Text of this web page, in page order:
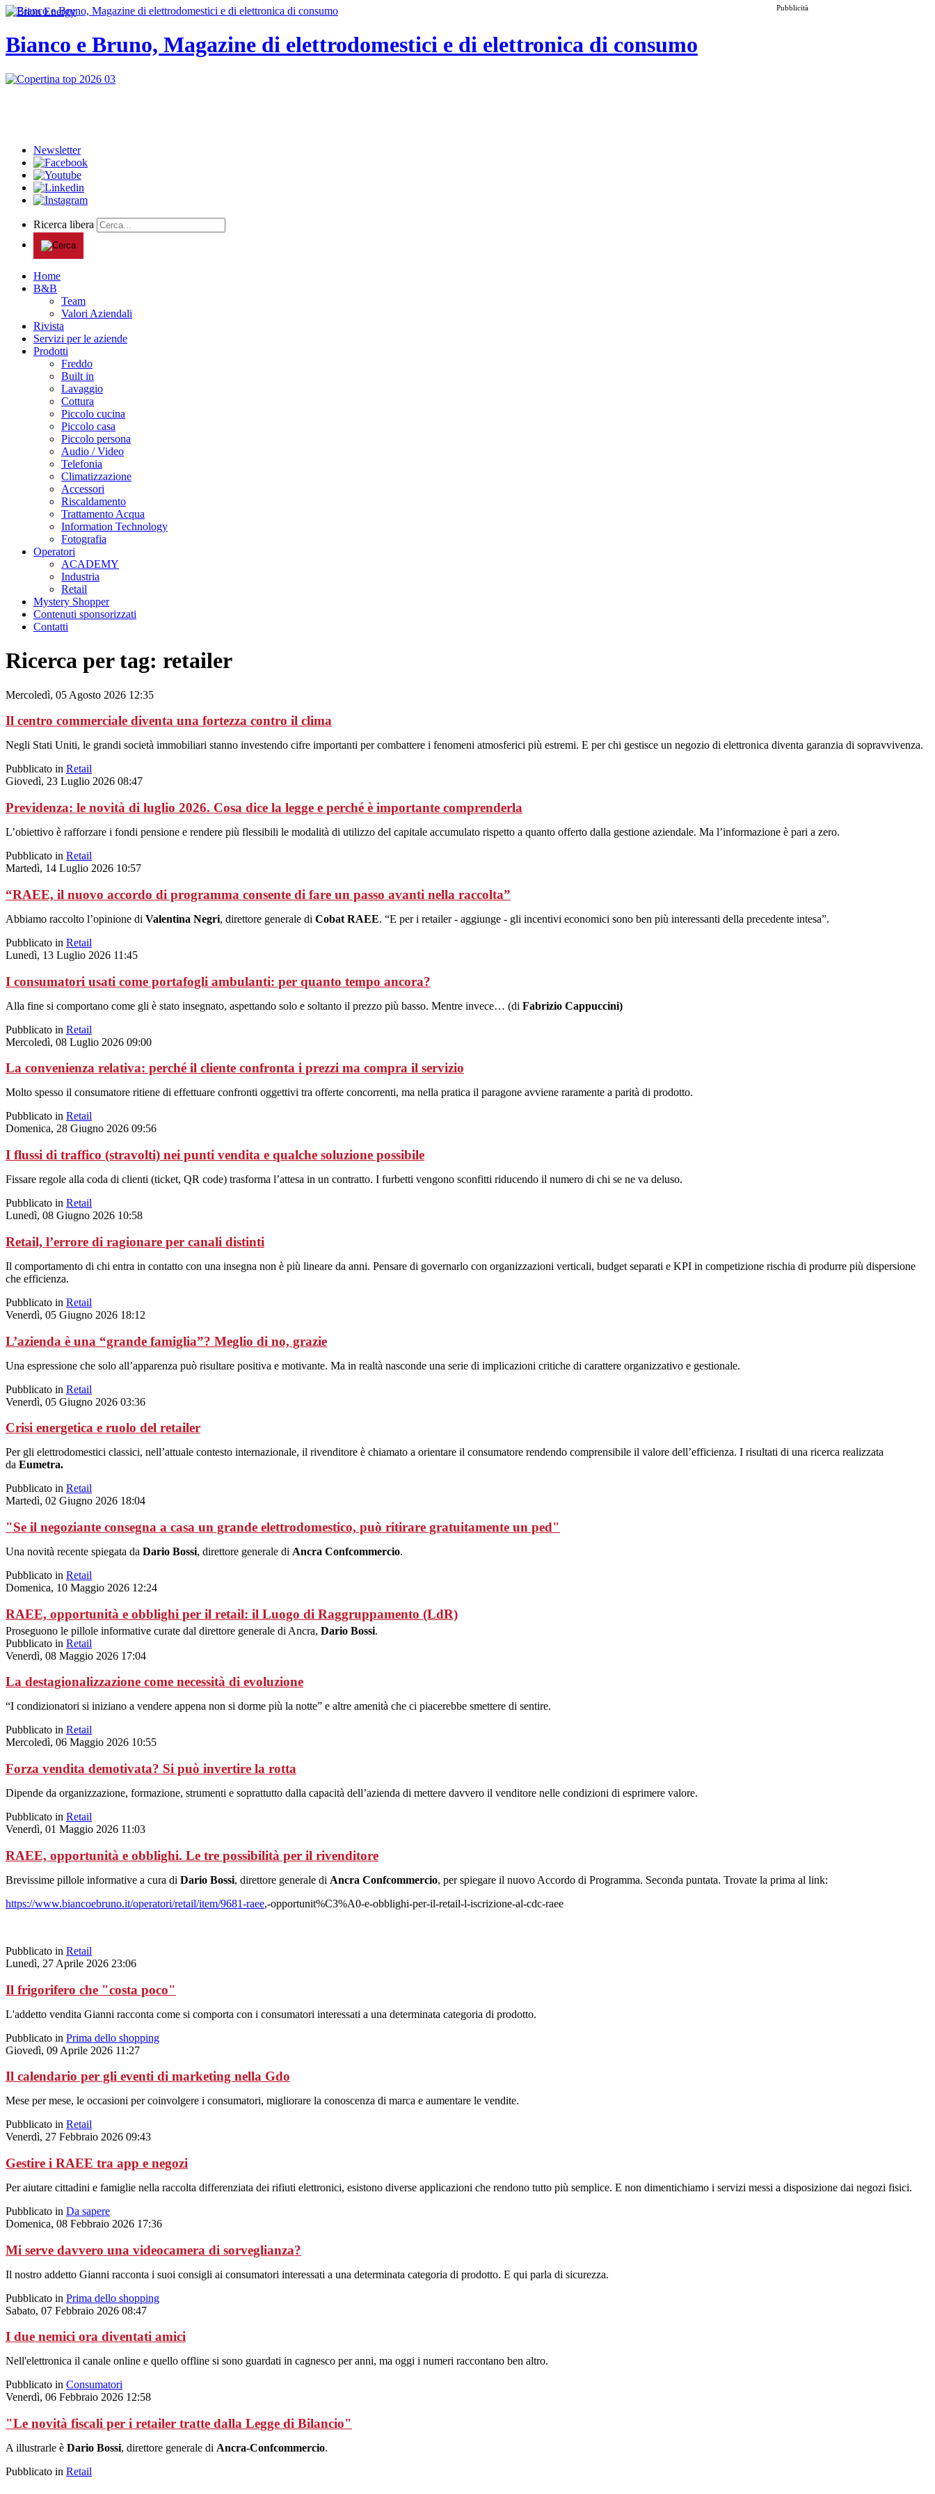
Pubblicità
Bianco e Bruno, Magazine di elettrodomestici e di elettronica di consumo
Newsletter
Ricerca libera
Home
B&B
Team
Valori Aziendali
Rivista
Servizi per le aziende
Prodotti
Freddo
Built in
Lavaggio
Cottura
Piccolo cucina
Piccolo casa
Piccolo persona
Audio / Video
Telefonia
Climatizzazione
Accessori
Riscaldamento
Trattamento Acqua
Information Technology
Fotografia
Operatori
ACADEMY
Industria
Retail
Mystery Shopper
Contenuti sponsorizzati
Contatti
Ricerca per tag: retailer
Mercoledì, 05 Agosto 2026 12:35
Il centro commerciale diventa una fortezza contro il clima
Negli Stati Uniti, le grandi società immobiliari stanno investendo cifre importanti per combattere i fenomeni atmosferici più estremi. E per chi gestisce un negozio di elettronica diventa garanzia di sopravvivenza.
Pubblicato in Retail
Giovedì, 23 Luglio 2026 08:47
Previdenza: le novità di luglio 2026. Cosa dice la legge e perché è importante comprenderla
L’obiettivo è rafforzare i fondi pensione e rendere più flessibili le modalità di utilizzo del capitale accumulato rispetto a quanto offerto dalla gestione aziendale. Ma l’informazione è pari a zero.
Pubblicato in Retail
Martedì, 14 Luglio 2026 10:57
“RAEE, il nuovo accordo di programma consente di fare un passo avanti nella raccolta”
Abbiamo raccolto l’opinione di Valentina Negri, direttore generale di Cobat RAEE. “E per i retailer - aggiunge - gli incentivi economici sono ben più interessanti della precedente intesa”.
Pubblicato in Retail
Lunedì, 13 Luglio 2026 11:45
I consumatori usati come portafogli ambulanti: per quanto tempo ancora?
Alla fine si comportano come gli è stato insegnato, aspettando solo e soltanto il prezzo più basso. Mentre invece… (di Fabrizio Cappuccini)
Pubblicato in Retail
Mercoledì, 08 Luglio 2026 09:00
La convenienza relativa: perché il cliente confronta i prezzi ma compra il servizio
Molto spesso il consumatore ritiene di effettuare confronti oggettivi tra offerte concorrenti, ma nella pratica il paragone avviene raramente a parità di prodotto.
Pubblicato in Retail
Domenica, 28 Giugno 2026 09:56
I flussi di traffico (stravolti) nei punti vendita e qualche soluzione possibile
Fissare regole alla coda di clienti (ticket, QR code) trasforma l’attesa in un contratto. I furbetti vengono sconfitti riducendo il numero di chi se ne va deluso.
Pubblicato in Retail
Lunedì, 08 Giugno 2026 10:58
Retail, l’errore di ragionare per canali distinti
Il comportamento di chi entra in contatto con una insegna non è più lineare da anni. Pensare di governarlo con organizzazioni verticali, budget separati e KPI in competizione rischia di produrre più dispersione
che efficienza.
Pubblicato in Retail
Venerdì, 05 Giugno 2026 18:12
L’azienda è una “grande famiglia”? Meglio di no, grazie
Una espressione che solo all’apparenza può risultare positiva e motivante. Ma in realtà nasconde una serie di implicazioni critiche di carattere organizzativo e gestionale.
Pubblicato in Retail
Venerdì, 05 Giugno 2026 03:36
Crisi energetica e ruolo del retailer
Per gli elettrodomestici classici, nell’attuale contesto internazionale, il rivenditore è chiamato a orientare il consumatore rendendo comprensibile il valore dell’efficienza. I risultati di una ricerca realizzata
da Eumetra.
Pubblicato in Retail
Martedì, 02 Giugno 2026 18:04
"Se il negoziante consegna a casa un grande elettrodomestico, può ritirare gratuitamente un ped"
Una novità recente spiegata da Dario Bossi, direttore generale di Ancra Confcommercio.
Pubblicato in Retail
Domenica, 10 Maggio 2026 12:24
RAEE, opportunità e obblighi per il retail: il Luogo di Raggruppamento (LdR)
Proseguono le pillole informative curate dal direttore generale di Ancra, Dario Bossi.
Pubblicato in Retail
Venerdì, 08 Maggio 2026 17:04
La destagionalizzazione come necessità di evoluzione
“I condizionatori si iniziano a vendere appena non si dorme più la notte” e altre amenità che ci piacerebbe smettere di sentire.
Pubblicato in Retail
Mercoledì, 06 Maggio 2026 10:55
Forza vendita demotivata? Si può invertire la rotta
Dipende da organizzazione, formazione, strumenti e soprattutto dalla capacità dell’azienda di mettere davvero il venditore nelle condizioni di esprimere valore.
Pubblicato in Retail
Venerdì, 01 Maggio 2026 11:03
RAEE, opportunità e obblighi. Le tre possibilità per il rivenditore
Brevissime pillole informative a cura di Dario Bossi, direttore generale di Ancra Confcommercio, per spiegare il nuovo Accordo di Programma. Seconda puntata. Trovate la prima al link:
https://www.biancoebruno.it/operatori/retail/item/9681-raee,-opportunit%C3%A0-e-obblighi-per-il-retail-l-iscrizione-al-cdc-raee
Pubblicato in Retail
Lunedì, 27 Aprile 2026 23:06
Il frigorifero che "costa poco"
L'addetto vendita Gianni racconta come si comporta con i consumatori interessati a una determinata categoria di prodotto.
Pubblicato in Prima dello shopping
Giovedì, 09 Aprile 2026 11:27
Il calendario per gli eventi di marketing nella Gdo
Mese per mese, le occasioni per coinvolgere i consumatori, migliorare la conoscenza di marca e aumentare le vendite.
Pubblicato in Retail
Venerdì, 27 Febbraio 2026 09:43
Gestire i RAEE tra app e negozi
Per aiutare cittadini e famiglie nella raccolta differenziata dei rifiuti elettronici, esistono diverse applicazioni che rendono tutto più semplice. E non dimentichiamo i servizi messi a disposizione dai negozi fisici.
Pubblicato in Da sapere
Domenica, 08 Febbraio 2026 17:36
Mi serve davvero una videocamera di sorveglianza?
Il nostro addetto Gianni racconta i suoi consigli ai consumatori interessati a una determinata categoria di prodotto. E qui parla di sicurezza.
Pubblicato in Prima dello shopping
Sabato, 07 Febbraio 2026 08:47
I due nemici ora diventati amici
Nell'elettronica il canale online e quello offline si sono guardati in cagnesco per anni, ma oggi i numeri raccontano ben altro.
Pubblicato in Consumatori
Venerdì, 06 Febbraio 2026 12:58
"Le novità fiscali per i retailer tratte dalla Legge di Bilancio"
A illustrarle è Dario Bossi, direttore generale di Ancra-Confcommercio.
Pubblicato in Retail